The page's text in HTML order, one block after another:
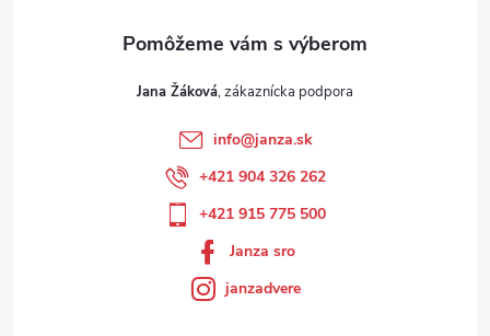
Jana Žáková
info@janza.sk
+421 904 326 262
+421 915 775 500
Janza sro
janzadvere